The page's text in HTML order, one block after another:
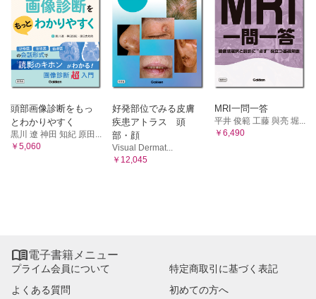
頭部画像診断をもっ
とわかりやすく
黒川 遼 神田 知紀 原田...
￥5,060
好発部位でみる皮膚
疾患アトラス 頭
部・顔
Visual Dermat...
￥12,045
MRI一問一答
平井 俊範 工藤 與亮 堀...
￥6,490
電子書籍メニュー
プライム会員について
特定商取引に基づく表記
よくある質問
初めての方へ